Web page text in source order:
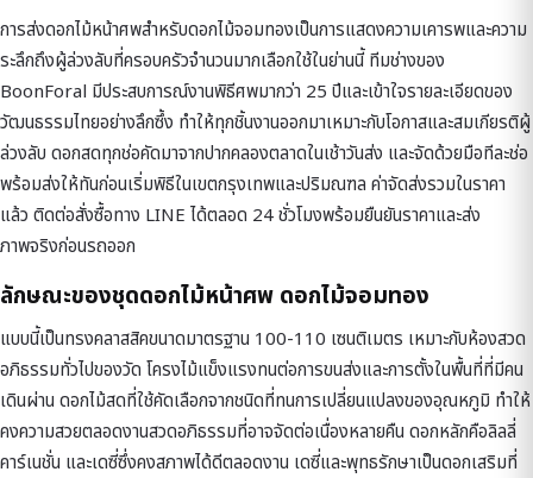
การส่งดอกไม้หน้าศพสำหรับดอกไม้จอมทองเป็นการแสดงความเคารพและความ
ระลึกถึงผู้ล่วงลับที่ครอบครัวจำนวนมากเลือกใช้ในย่านนี้ ทีมช่างของ
BoonForal มีประสบการณ์งานพิธีศพมากว่า 25 ปีและเข้าใจรายละเอียดของ
วัฒนธรรมไทยอย่างลึกซึ้ง ทำให้ทุกชิ้นงานออกมาเหมาะกับโอกาสและสมเกียรติผู้
ล่วงลับ ดอกสดทุกช่อคัดมาจากปากคลองตลาดในเช้าวันส่ง และจัดด้วยมือทีละช่อ
พร้อมส่งให้ทันก่อนเริ่มพิธีในเขตกรุงเทพและปริมณฑล ค่าจัดส่งรวมในราคา
แล้ว ติดต่อสั่งซื้อทาง LINE ได้ตลอด 24 ชั่วโมงพร้อมยืนยันราคาและส่ง
ภาพจริงก่อนรถออก
ลักษณะของชุดดอกไม้หน้าศพ ดอกไม้จอมทอง
แบบนี้เป็นทรงคลาสสิคขนาดมาตรฐาน 100-110 เซนติเมตร เหมาะกับห้องสวด
อภิธรรมทั่วไปของวัด โครงไม้แข็งแรงทนต่อการขนส่งและการตั้งในพื้นที่ที่มีคน
เดินผ่าน ดอกไม้สดที่ใช้คัดเลือกจากชนิดที่ทนการเปลี่ยนแปลงของอุณหภูมิ ทำให้
คงความสวยตลอดงานสวดอภิธรรมที่อาจจัดต่อเนื่องหลายคืน ดอกหลักคือลิลลี่
คาร์เนชั่น และเดซี่ซึ่งคงสภาพได้ดีตลอดงาน เดซี่และพุทธรักษาเป็นดอกเสริมที่